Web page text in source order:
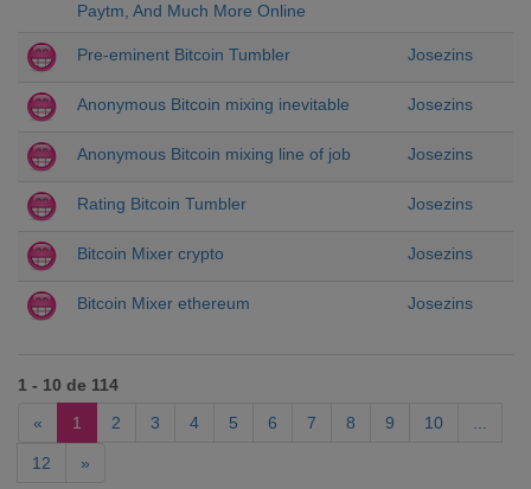
Paytm, And Much More Online
Pre-eminent Bitcoin Tumbler Josezins
Anonymous Bitcoin mixing inevitable Josezins
Anonymous Bitcoin mixing line of job Josezins
Rating Bitcoin Tumbler Josezins
Bitcoin Mixer crypto Josezins
Bitcoin Mixer ethereum Josezins
1 - 10 de 114
«
1 2 3 4 5 6 7 8 9 10
12 »